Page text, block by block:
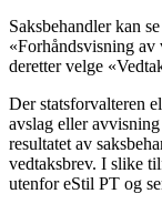
Saksbehandler kan
«Forhåndsvisning
deretter velge
Der statsforvalteren
avslag eller
resultatet av
vedtaksbrev. I slike
utenfor eStil PT og